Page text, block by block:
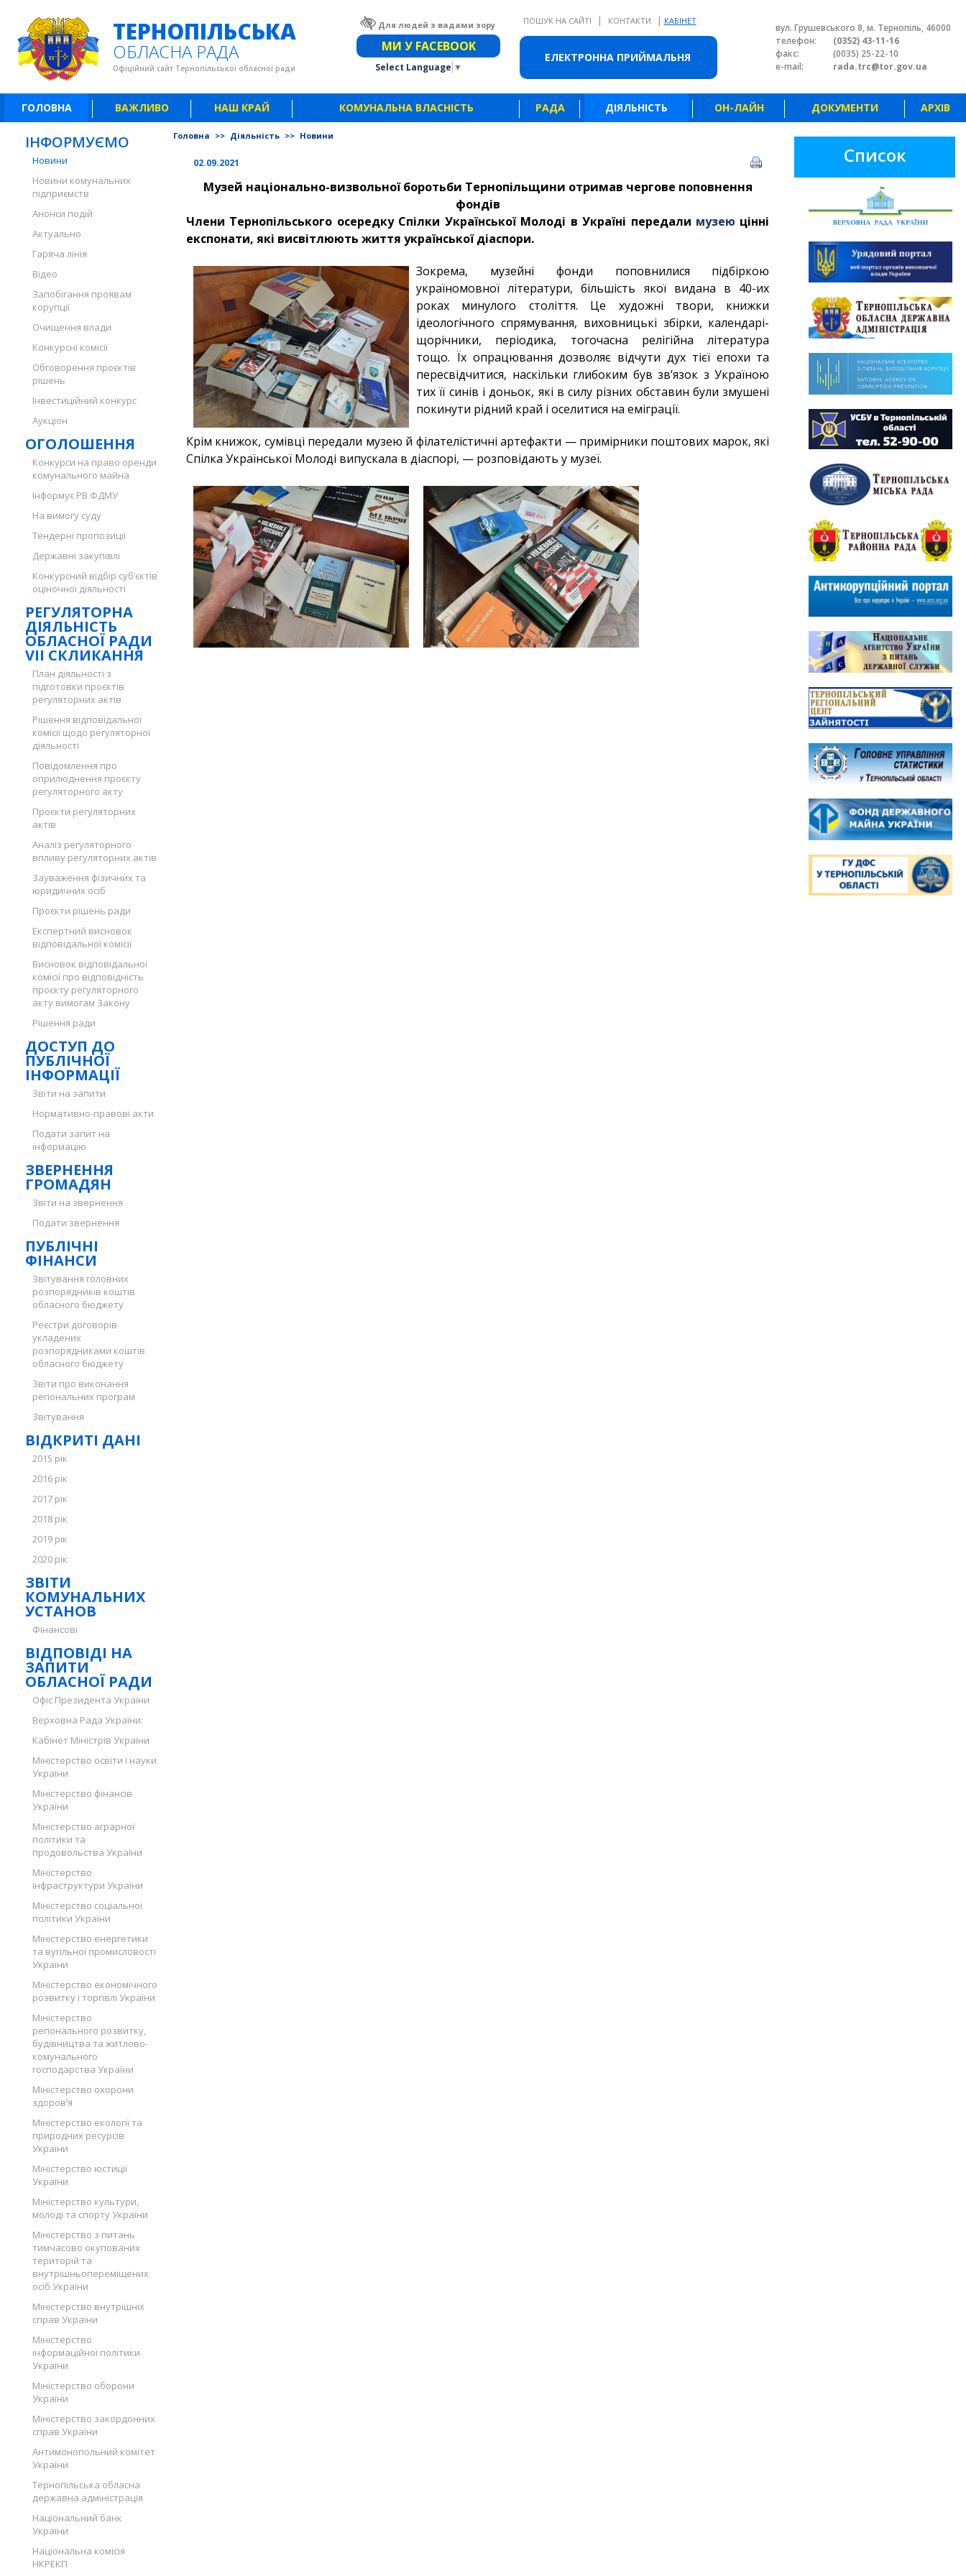
ЕЛЕКТРОННА ПРИЙМАЛЬНЯ
ТЕРНОПІЛЬСЬКА
ОБЛАСНА РАДА
Офіційний сайт Тернопільської обласної ради
Для людей з вадами зору Звичайна версія сайту
МИ У FACEBOOK
Select Language ▼
ПОШУК НА САЙТІ | КОНТАКТИ | КАБІНЕТ
вул. Грушевського 8, м. Тернопіль, 46000
телефон:
(0352) 43-11-16
факс:
(0035) 25-22-10
e-mail:
rada.trc@tor.gov.ua
ГОЛОВНА ВАЖЛИВО НАШ КРАЙ КОМУНАЛЬНА ВЛАСНІСТЬ РАДА ДІЯЛЬНІСТЬ ОН-ЛАЙН ДОКУМЕНТИ АРХІВ
ІНФОРМУЄМО
Новини
Новини комунальних
підприємств
Анонси подій
Актуально
Гаряча лінія
Відео
Запобігання проявам
корупції
Очищення влади
Конкурсні комісії
Обговорення проєктів
рішень
Інвестиційний конкурс
Аукціон
ОГОЛОШЕННЯ
Конкурси на право оренди
комунального майна
Інформує РВ ФДМУ
На вимогу суду
Тендерні пропозиції
Державні закупівлі
Конкурсний відбір суб’єктів
оціночної діяльності
РЕГУЛЯТОРНА
ДІЯЛЬНІСТЬ
ОБЛАСНОЇ РАДИ
VII СКЛИКАННЯ
План діяльності з
підготовки проєктів
регуляторних актів
Рішення відповідальної
комісії щодо регуляторної
діяльності
Повідомлення про
оприлюднення проєкту
регуляторного акту
Проєкти регуляторних
актів
Аналіз регуляторного
впливу регуляторних актів
Зауваження фізичних та
юридичних осіб
Проєкти рішень ради
Експертний висновок
відповідальної комісії
Висновок відповідальної
комісії про відповідність
проєкту регуляторного
акту вимогам Закону
Рішення ради
ДОСТУП ДО
ПУБЛІЧНОЇ
ІНФОРМАЦІЇ
Звіти на запити
Нормативно-правові акти
Подати запит на
інформацію
ЗВЕРНЕННЯ
ГРОМАДЯН
Звіти на звернення
Подати звернення
ПУБЛІЧНІ
ФІНАНСИ
Звітування головних
розпорядників коштів
обласного бюджету
Реєстри договорів
укладених
розпорядниками коштів
обласного бюджету
Звіти про виконання
регіональних програм
Звітування
ВІДКРИТІ ДАНІ
2015 рік
2016 рік
2017 рік
2018 рік
2019 рік
2020 рік
ЗВІТИ
КОМУНАЛЬНИХ
УСТАНОВ
Фінансові
ВІДПОВІДІ НА
ЗАПИТИ
ОБЛАСНОЇ РАДИ
Офіс Президента України
Верховна Рада України:
Кабінет Міністрів України
Міністерство освіти і науки
України
Міністерство фінансів
України
Міністерство аграрної
політики та
продовольства України
Міністерство
інфраструктури України
Міністерство соціальної
політики України
Міністерство енергетики
та вугільної промисловості
України
Міністерство економічного
розвитку і торгівлі України
Міністерство
регіонального розвитку,
будівництва та житлово-
комунального
господарства України
Міністерство охорони
здоров’я
Міністерство екології та
природних ресурсів
України
Міністерство юстиції
України
Міністерство культури,
молоді та спорту України
Міністерство з питань
тимчасово окупованих
територій та
внутрішньопереміщених
осіб України
Міністерство внутрішніх
справ України
Міністерство
інформаційної політики
України
Міністерство оборони
України
Міністерство закордонних
справ України
Антимонопольний комітет
України
Тернопільська обласна
державна адміністрація
Національний банк
України
Національна комісія
НКРЕКП
Головна >> Діяльність >> Новини
02.09.2021
Музей національно-визвольної боротьби Тернопільщини отримав чергове поповнення
фондів
Члени Тернопільського осередку Спілки Української Молоді в Україні передали музею цінні
експонати, які висвітлюють життя української діаспори.
Зокрема, музейні фонди поповнилися підбіркою
україномовної літератури, більшість якої видана в 40-их
роках минулого століття. Це художні твори, книжки
ідеологічного спрямування, виховницькі збірки, календарі-
щорічники, періодика, тогочасна релігійна література
тощо. Їх опрацювання дозволяє відчути дух тієї епохи та
пересвідчитися, наскільки глибоким був зв’язок з Україною
тих її синів і доньок, які в силу різних обставин були змушені
покинути рідний край і оселитися на еміграції.
Крім книжок, сумівці передали музею й філателістичні артефакти — примірники поштових марок, які
Спілка Української Молоді випускала в діаспорі, — розповідають у музеї.
Список